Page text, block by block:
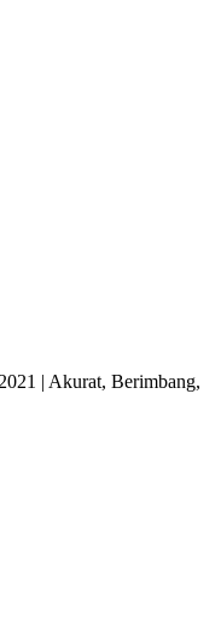
| Akurat, Berimbang,